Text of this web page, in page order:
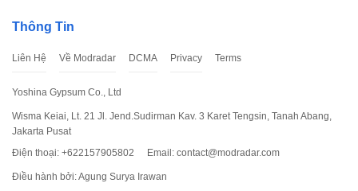
Thông Tin
Liên Hệ Về Modradar DCMA Privacy Terms
Yoshina Gypsum Co., Ltd
Wisma Keiai, Lt. 21 Jl. Jend.Sudirman Kav. 3 Karet Tengsin, Tanah Abang,
Jakarta Pusat
Điện thoại: +622157905802
Email: contact@modradar.com
Điều hành bởi: Agung Surya Irawan